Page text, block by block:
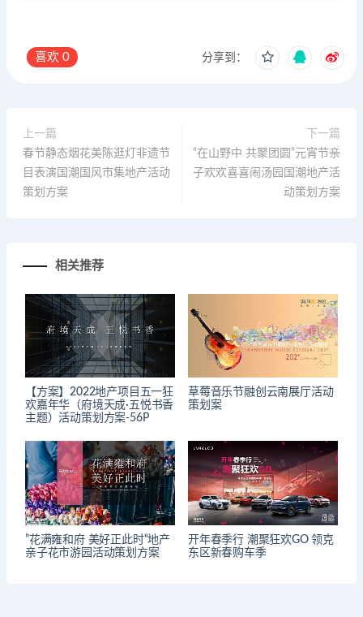
喜欢 0 分享到：
上一篇
春节静态烟花美陈逛灯非遗节
目表演国潮国风市集地产活动
策划方案
下一篇
“在山野中 共聚团圆”元宵节亲
子欢欢喜喜闹汤园国潮地产活
动策划方案
相关推荐
【方案】2022地产项目五一狂
欢嘉年华（府境天成·五悦书香
主题）活动策划方案-56P
草莓音乐节融创云南展厅活动
策划案
”花满雍和府 美好正此时“地产
亲子花市游园活动策划方案
开年春季行 潮聚狂欢GO 领克
东区新春购车季